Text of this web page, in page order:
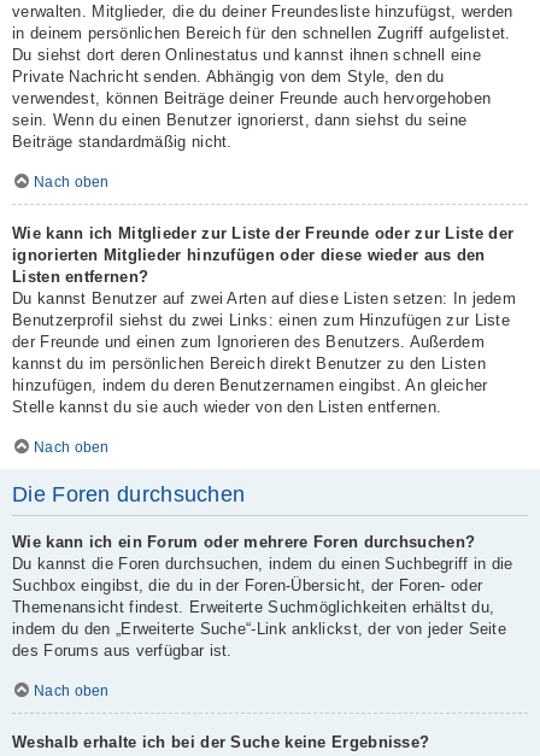
verwalten. Mitglieder, die du deiner Freundesliste hinzufügst, werden
in deinem persönlichen Bereich für den schnellen Zugriff aufgelistet.
Du siehst dort deren Onlinestatus und kannst ihnen schnell eine
Private Nachricht senden. Abhängig von dem Style, den du
verwendest, können Beiträge deiner Freunde auch hervorgehoben
sein. Wenn du einen Benutzer ignorierst, dann siehst du seine
Beiträge standardmäßig nicht.
Nach oben
Wie kann ich Mitglieder zur Liste der Freunde oder zur Liste der
ignorierten Mitglieder hinzufügen oder diese wieder aus den
Listen entfernen?
Du kannst Benutzer auf zwei Arten auf diese Listen setzen: In jedem
Benutzerprofil siehst du zwei Links: einen zum Hinzufügen zur Liste
der Freunde und einen zum Ignorieren des Benutzers. Außerdem
kannst du im persönlichen Bereich direkt Benutzer zu den Listen
hinzufügen, indem du deren Benutzernamen eingibst. An gleicher
Stelle kannst du sie auch wieder von den Listen entfernen.
Nach oben
Die Foren durchsuchen
Wie kann ich ein Forum oder mehrere Foren durchsuchen?
Du kannst die Foren durchsuchen, indem du einen Suchbegriff in die
Suchbox eingibst, die du in der Foren-Übersicht, der Foren- oder
Themenansicht findest. Erweiterte Suchmöglichkeiten erhältst du,
indem du den „Erweiterte Suche“-Link anklickst, der von jeder Seite
des Forums aus verfügbar ist.
Nach oben
Weshalb erhalte ich bei der Suche keine Ergebnisse?